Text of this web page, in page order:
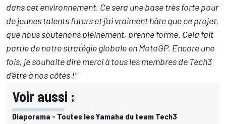
dans cet environnement. Ce sera une base très forte pour
de jeunes talents futurs et j'ai vraiment hâte que ce projet,
que nous soutenons pleinement, prenne forme. Cela fait
partie de notre stratégie globale en MotoGP. Encore une
fois, je souhaite dire merci à tous les membres de Tech3
d'être à nos côtés !"
Voir aussi :
Diaporama - Toutes les Yamaha du team Tech3